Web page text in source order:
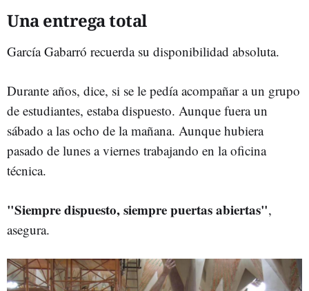
Una entrega total
García Gabarró recuerda su disponibilidad absoluta.
Durante años, dice, si se le pedía acompañar a un grupo
de estudiantes, estaba dispuesto. Aunque fuera un
sábado a las ocho de la mañana. Aunque hubiera
pasado de lunes a viernes trabajando en la oficina
técnica.
"Siempre dispuesto, siempre puertas abiertas",
asegura.